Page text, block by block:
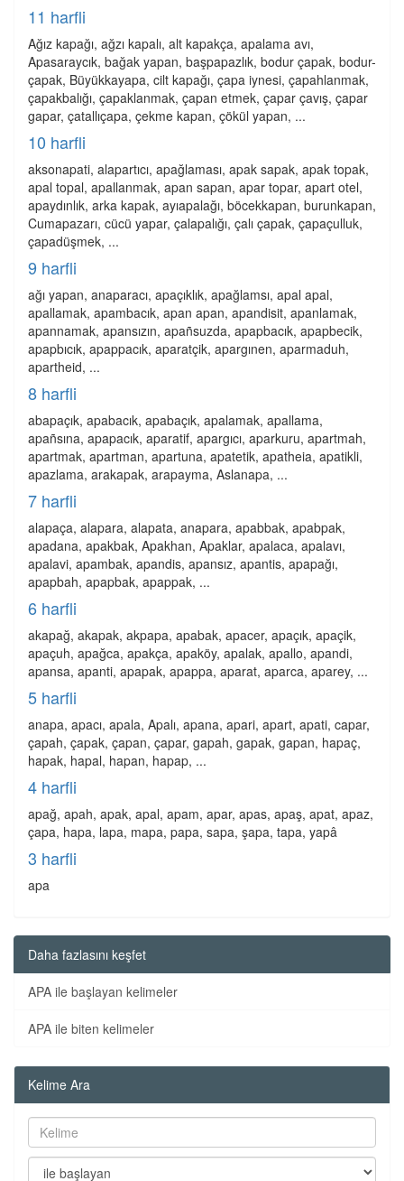
11 harfli
Ağız kapağı, ağzı kapalı, alt kapakça, apalama avı,
Apasaraycık, bağak yapan, başpapazlık, bodur çapak, bodur-
çapak, Büyükkayapa, cilt kapağı, çapa iynesi, çapahlanmak,
çapakbalığı, çapaklanmak, çapan etmek, çapar çavış, çapar
gapar, çatallıçapa, çekme kapan, çökül yapan, ...
10 harfli
aksonapati, alapartıcı, apağlaması, apak sapak, apak topak,
apal topal, apallanmak, apan sapan, apar topar, apart otel,
apaydınlık, arka kapak, ayıapalağı, böcekkapan, burunkapan,
Cumapazarı, cücü yapar, çalapalığı, çalı çapak, çapaçulluk,
çapadüşmek, ...
9 harfli
ağı yapan, anaparacı, apaçıklık, apağlamsı, apal apal,
apallamak, apambacık, apan apan, apandisit, apanlamak,
apannamak, apansızın, apañsuzda, apapbacık, apapbecik,
apapbıcık, apappacık, aparatçik, apargınen, aparmaduh,
apartheid, ...
8 harfli
abapaçık, apabacık, apabaçık, apalamak, apallama,
apañsına, apapacık, aparatif, apargıcı, aparkuru, apartmah,
apartmak, apartman, apartuna, apatetik, apatheia, apatikli,
apazlama, arakapak, arapayma, Aslanapa, ...
7 harfli
alapaça, alapara, alapata, anapara, apabbak, apabpak,
apadana, apakbak, Apakhan, Apaklar, apalaca, apalavı,
apalavi, apambak, apandis, apansız, apantis, apapağı,
apapbah, apapbak, apappak, ...
6 harfli
akapağ, akapak, akpapa, apabak, apacer, apaçık, apaçik,
apaçuh, apağca, apakça, apaköy, apalak, apallo, apandi,
apansa, apanti, apapak, apappa, aparat, aparca, aparey, ...
5 harfli
anapa, apacı, apala, Apalı, apana, apari, apart, apati, capar,
çapah, çapak, çapan, çapar, gapah, gapak, gapan, hapaç,
hapak, hapal, hapan, hapap, ...
4 harfli
apağ, apah, apak, apal, apam, apar, apas, apaş, apat, apaz,
çapa, hapa, lapa, mapa, papa, sapa, şapa, tapa, yapâ
3 harfli
apa
Daha fazlasını keşfet
APA ile başlayan kelimeler
APA ile biten kelimeler
Kelime Ara